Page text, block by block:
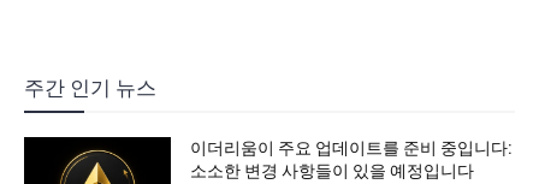
주간 인기 뉴스
이더리움이 주요 업데이트를 준비 중입니다:
소소한 변경 사항들이 있을 예정입니다